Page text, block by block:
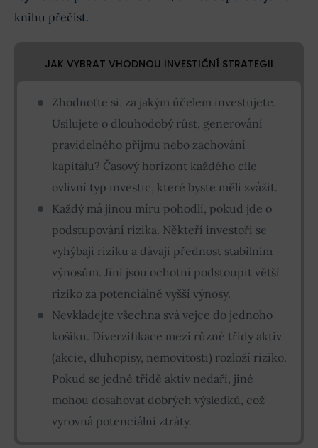
knihu přečíst.
JAK VYBRAT VHODNOU INVESTIČNÍ STRATEGII
Zhodnoťte si, za jakým účelem investujete.
Usilujete o dlouhodobý růst, generování
pravidelného příjmu nebo zachování
kapitálu? Časový horizont každého cíle
ovlivní typ investic, které byste měli zvážit.
Každý má jinou míru pohodlí, pokud jde o
podstupování rizika. Někteří investoři se
vyhýbají riziku a dávají přednost stabilním
výnosům. Jiní jsou ochotni podstoupit větší
riziko za potenciálně vyšší výnosy.
Nevkládejte všechna svá vejce do jednoho
košíku. Diverzifikace mezi různé třídy aktiv
(akcie, dluhopisy, nemovitosti) rozloží riziko.
Pokud se jedné třídě aktiv nedaří, jiné
mohou dosahovat dobrých výsledků, což
vyrovná potenciální ztráty.